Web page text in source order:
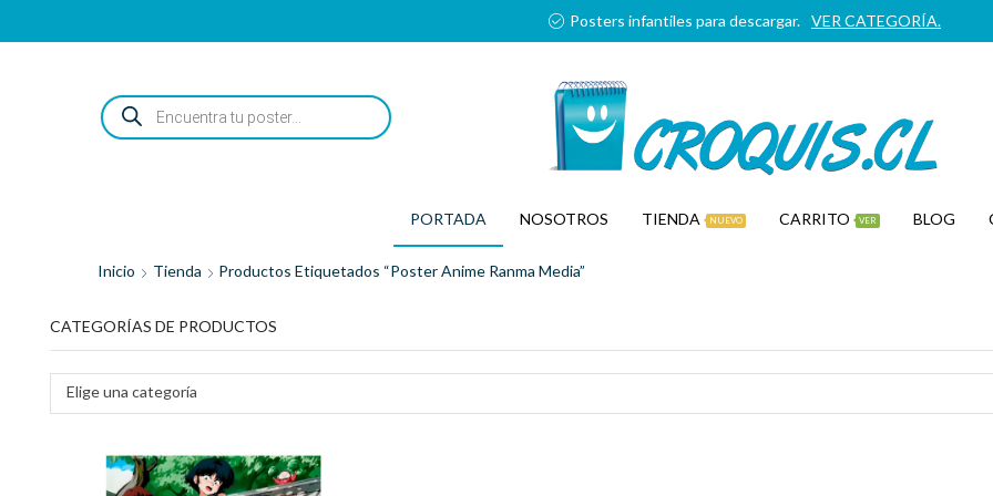
Posters infantiles para descargar. VER CATEGORÍA.
ENCUENTRA
TU
POSTER...
PORTADA NOSOTROS TIENDA NUEVO CARRITO VER BLOG
Inicio Tienda Productos Etiquetados “poster Anime Ranma Media”
CATEGORÍAS DE PRODUCTOS
Elige una categoría